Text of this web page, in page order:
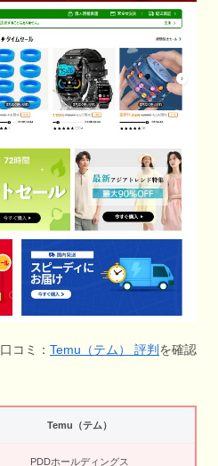
口コミ： Temu（テム） 評判 を確認
Temu（テム）
PDDホールディングス